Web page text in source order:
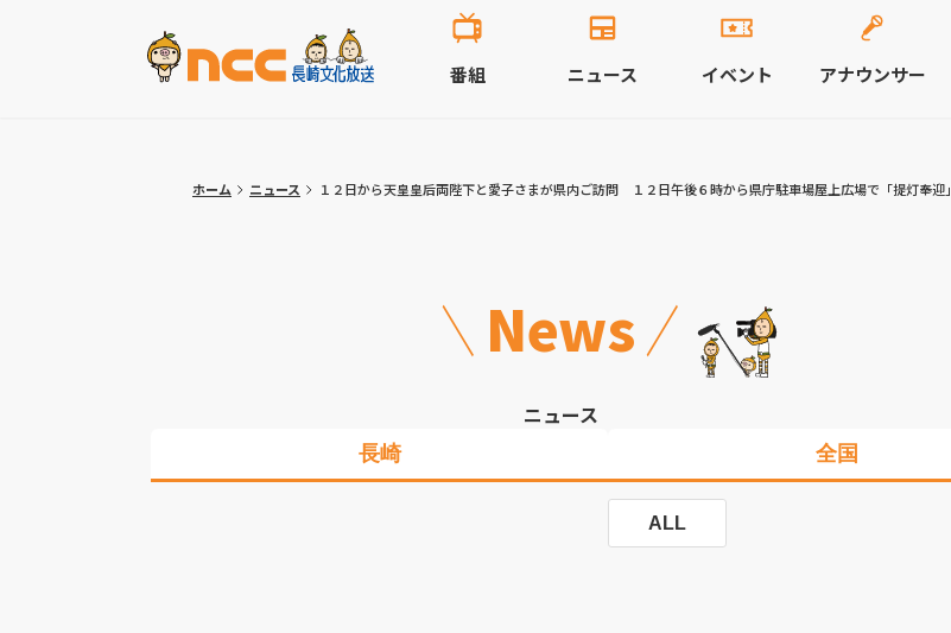
番組 ニュース イベント アナウンサー
ホーム ニュース １２日から天皇皇后両陛下と愛子さまが県内ご訪問 １２日午後６時から県庁駐車場屋上広場で「提灯奉迎」
News
ニュース
長崎 全国
ALL